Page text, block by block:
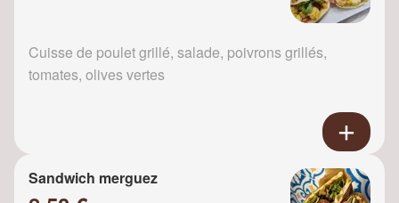
Cuisse de poulet grillé, salade, poivrons grillés,
tomates, olives vertes
Sandwich merguez